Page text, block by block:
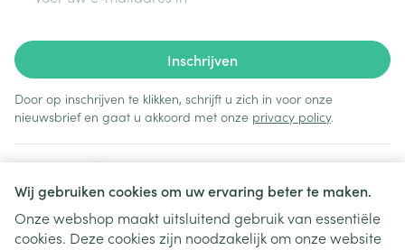
Wij gebruiken cookies om uw ervaring beter te maken.
Onze webshop maakt uitsluitend gebruik van essentiële
cookies. Deze cookies zijn noodzakelijk om onze website
Inschrijven
Door op inschrijven te klikken, schrijft u zich in voor onze
nieuwsbrief en gaat u akkoord met onze privacy policy.